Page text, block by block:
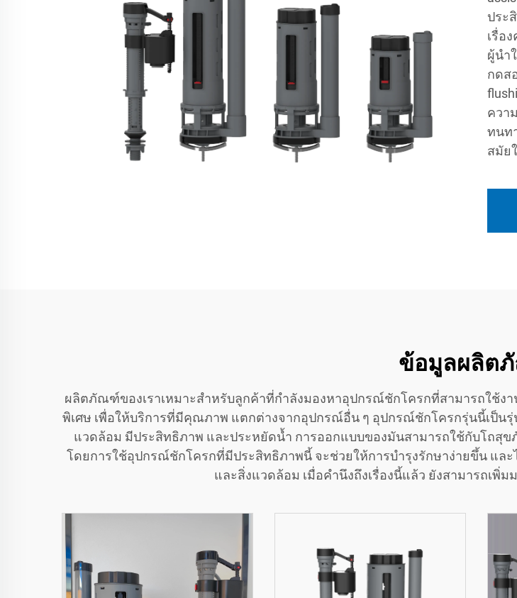
ประ
เรื่อ
ผู้นำ
กดส
ควา
ทนท
สมัย
ข้อมูลผลิต
ผลิตภัณฑ์ของเราเหมาะสำหรับลูกค้าที่กำลังมองหาอุปกรณ์ชักโครกที่สามารถใช้
พิเศษ เพื่อให้บริการที่มีคุณภาพ แตกต่างจากอุปกรณ์อื่น ๆ อุปกรณ์ชักโครกรุ่นนี้เป็น
แวดล้อม มีประสิทธิภาพ และประหยัดน้ำ การออกแบบของมันสามารถใช้กับโถ
โดยการใช้อุปกรณ์ชักโครกที่มีประสิทธิภาพนี้ จะช่วยให้การบำรุงรักษาง่ายขึ้น แล
และสิ่งแวดล้อม เมื่อคำนึงถึงเรื่องนี้แล้ว ยังสามารถเพิ่